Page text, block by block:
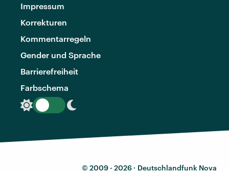
Impressum
Korrekturen
Kommentarregeln
Gender und Sprache
Barrierefreiheit
Farbschema
© 2009 - 2026 · Deutschlandfunk Nova